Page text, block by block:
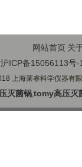
网站首页 关
沪ICP备15056113号-
上海莱睿科学仪器有
灭菌锅,tomy高压灭